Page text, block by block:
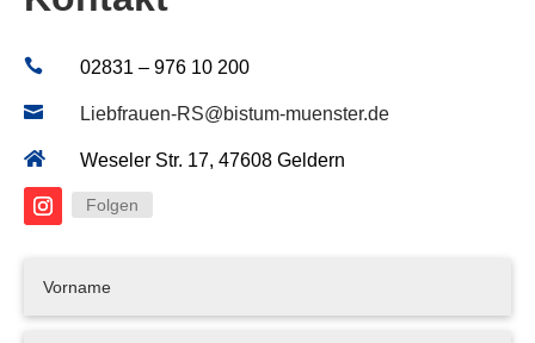
 02831 – 976 10 200
 Liebfrauen-RS@bistum-muenster.de
 Weseler Str. 17, 47608 Geldern
Folgen